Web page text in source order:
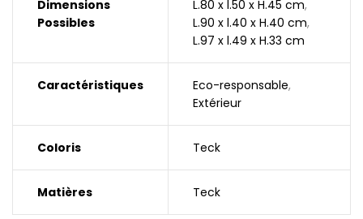
Dimensions
Possibles
L.80 x l.50 x H.45 cm,
L.90 x l.40 x H.40 cm,
L.97 x l.49 x H.33 cm
Caractéristiques Eco-responsable,
Extérieur
Coloris Teck
Matières Teck